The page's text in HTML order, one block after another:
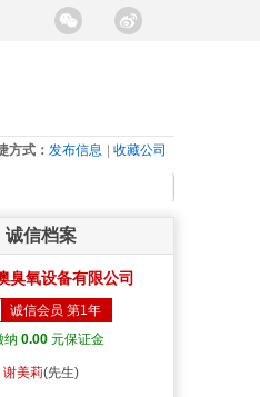
方式： 发布信息 收藏公司
诚信档案
臭氧设备有限公司
诚信会员 第1年
纳 0.00 元保证金
谢美莉(先生)